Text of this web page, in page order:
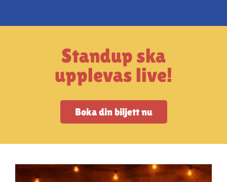
Kontakta oss
Vanliga frågor
Mitt konto
Standup ska
upplevas live!
Boka din biljett nu